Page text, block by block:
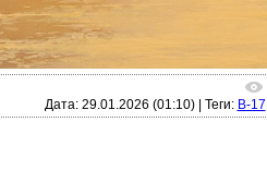
Дата: 29.01.2026 (01:10)| Теги: B-17